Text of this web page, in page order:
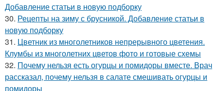
Добавление статьи в новую подборку
30. Рецепты на зиму с брусникой. Добавление статьи в
новую подборку
31. Цветник из многолетников непрерывного цветения.
Клумбы из многолетних цветов фото и готовые схемы
32. Почему нельзя есть огурцы и помидоры вместе. Врач
рассказал, почему нельзя в салате смешивать огурцы и
помидоры